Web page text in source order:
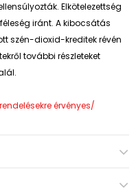
Elkötelezettség
iránt. A kibocsátás
szén-dioxid-kreditek révén
további részleteket
érvényes/